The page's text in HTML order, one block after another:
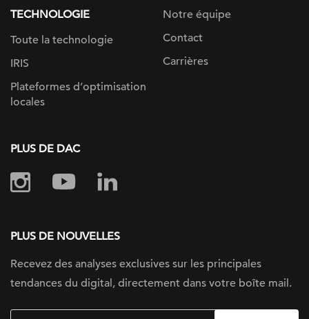
TECHNOLOGIE
Toute la technologie
IRIS
Plateformes d’optimisation
locales
Notre équipe
Contact
Carrières
PLUS DE DAC
PLUS DE NOUVELLES
Recevez des analyses exclusives sur les principales
tendances du digital, directement dans votre boîte mail.